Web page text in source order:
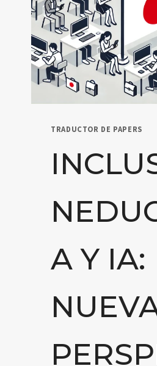
TRADUCTOR DE PAPERS
A Y IA: